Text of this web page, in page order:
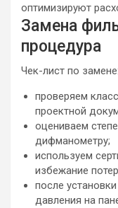
оптимизируют
Замена
процедура
Чек-лист по замене:
проверяем
проектной
оцениваем
дифманометру;
используем
избежание
после
давления на